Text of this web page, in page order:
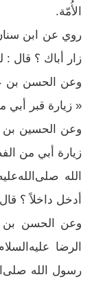
الأُمّة.
روي عن ابن
زار أباك ؟ قال :
وعن الحسن بن
« زيارة قبر أبي
وعن الحسين بن
زيارة أبي من
الله
أدخل داخلاً ؟
وعن الحسن بن
الرضا
رسول الله